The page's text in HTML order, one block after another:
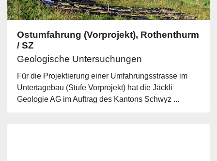
Ostumfahrung (Vorprojekt), Rothenthurm
/ SZ
Geologische Untersuchungen
Für die Projektierung einer Umfahrungsstrasse im
Untertagebau (Stufe Vorprojekt) hat die Jäckli
Geologie AG im Auftrag des Kantons Schwyz ...